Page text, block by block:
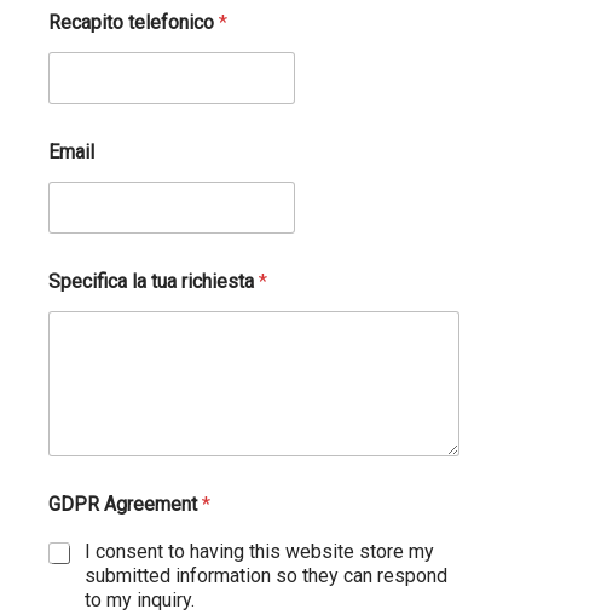
i
c
a
o
e
Recapito telefonico*
Email
Specifica la tua richiesta*
GDPR Agreement*
I consent to having this website store my
submitted information so they can respond
to my inquiry.